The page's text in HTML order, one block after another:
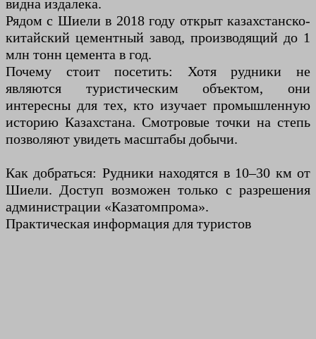
видна издалека.
Рядом с Шиели в 2018 году открыт казахстанско-
китайский цементный завод, производящий до 1
млн тонн цемента в год.
Почему стоит посетить: Хотя рудники не
являются туристическим объектом, они
интересны для тех, кто изучает промышленную
историю Казахстана. Смотровые точки на степь
позволяют увидеть масштабы добычи.
Как добраться: Рудники находятся в 10–30 км от
Шиели. Доступ возможен только с разрешения
администрации «Казатомпрома».
Практическая информация для туристов